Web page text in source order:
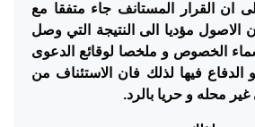
ان القرار المستانف جاء متفقا مع
من قانون الاصول مؤديا الى النتيجة التي وصل
الخصوص و ملخصا لوقائع الدعوى
الدفاع فيها لذلك فان الاستئناف من
غير محله و حريا بالرد.